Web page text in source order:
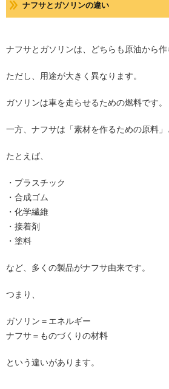
ナフサとガソリンの違い
ナフサとガソリンは、どちらも原油から作
ただし、用途が大きく異なります。
ガソリンは車を走らせるための燃料です。
一方、ナフサは「素材を作るための原料」
たとえば、
・プラスチック
・合成ゴム
・化学繊維
・接着剤
・塗料
など、多くの製品がナフサ由来です。
つまり、
ガソリン＝エネルギー
ナフサ＝ものづくりの材料
という違いがあります。